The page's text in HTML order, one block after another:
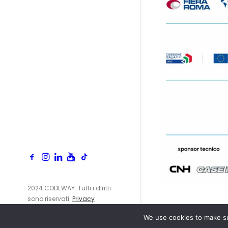
2024 CODEWAY. Tutti i diritti
sono riservati. Privacy
We use cookies to make